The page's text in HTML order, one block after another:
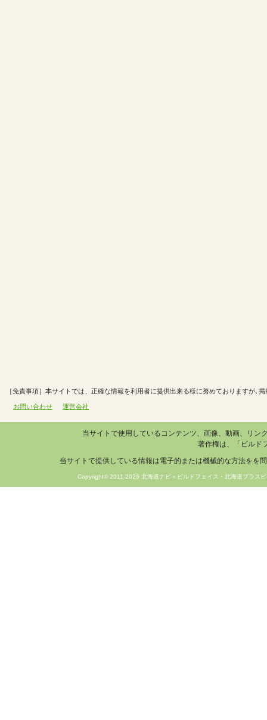
［免責事項］本サイトでは、正確な情報を利用者に提供出来る様に努めておりますが､
お問い合わせ 運営会社
当サイトで使用しているコンテンツ、画像、動画、リ
著作権は、「ビルド
当サイトで提供している情報は電子的または機械的な方法をを
Copyright© 2011-2026 北海道ナビ＜ビルドフェイス・北海道プラ